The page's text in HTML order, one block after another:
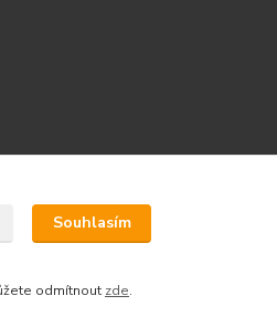
sběr cookies.
Souhlasím
odmítnout zde.